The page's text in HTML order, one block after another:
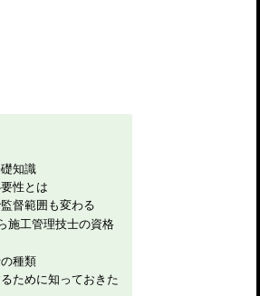
知識
性とは
督範囲も変わる
施工管理技士の資格
種類
ために知っておきた